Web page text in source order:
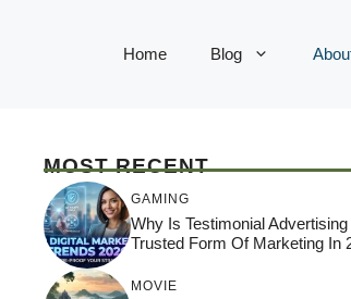
Home Blog
MOST RECENT
GAMING
Why Is Testimonial
Trusted Form Of Marketing In
MOVIE